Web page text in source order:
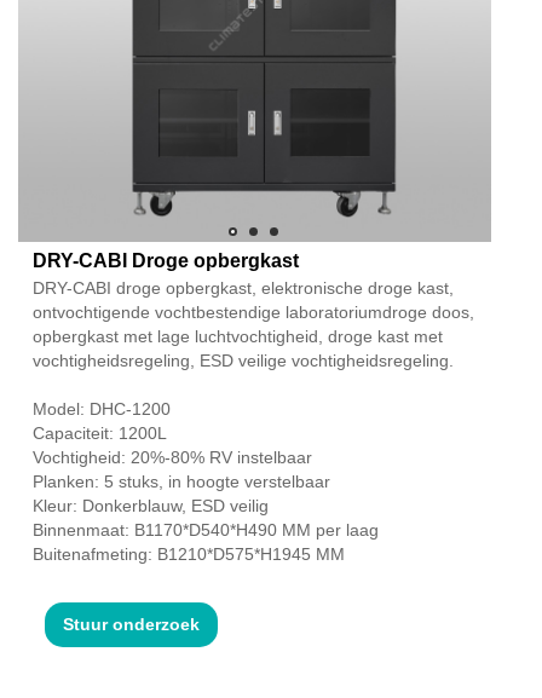
DRY-CABI Droge opbergkast
DRY-CABI droge opbergkast, elektronische droge kast,
ontvochtigende vochtbestendige laboratoriumdroge doos,
opbergkast met lage luchtvochtigheid, droge kast met
vochtigheidsregeling, ESD veilige vochtigheidsregeling.
Model: DHC-1200
Capaciteit: 1200L
Vochtigheid: 20%-80% RV instelbaar
Planken: 5 stuks, in hoogte verstelbaar
Kleur: Donkerblauw, ESD veilig
Binnenmaat: B1170*D540*H490 MM per laag
Buitenafmeting: B1210*D575*H1945 MM
Stuur onderzoek